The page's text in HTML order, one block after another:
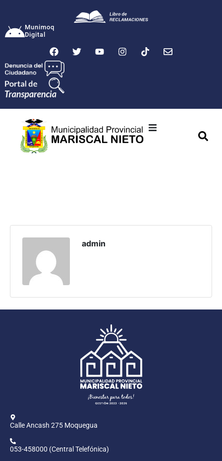
Munimoq
Digital
admin
Calle Ancash 275 Moquegua
053-458000 (Central Telefónica)